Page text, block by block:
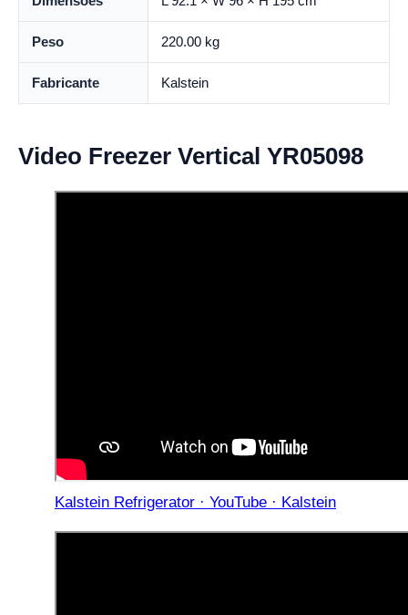
Peso 220.00 kg
Fabricante Kalstein
Video Freezer Vertical YR05098
Kalstein Refrigerator · YouTube · Kalstein